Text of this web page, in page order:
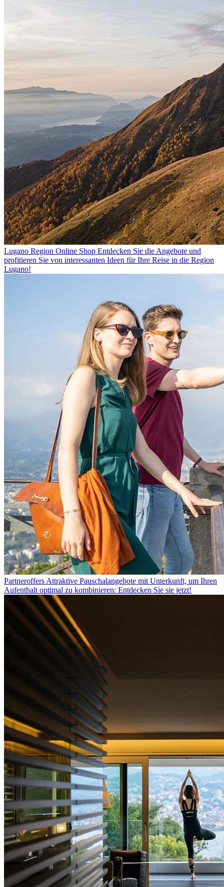
Lugano Region Online Shop Entdecken Sie die Angebote und
profitieren Sie von interessanten Ideen für Ihre Reise in die Region
Lugano!
Partneroffers Attraktive Pauschalangebote mit Unterkunft, um Ihren
Aufenthalt optimal zu kombinieren: Entdecken Sie sie jetzt!